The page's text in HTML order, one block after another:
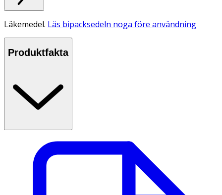
Läkemedel. Läs bipacksedeln noga före användning
Produktfakta